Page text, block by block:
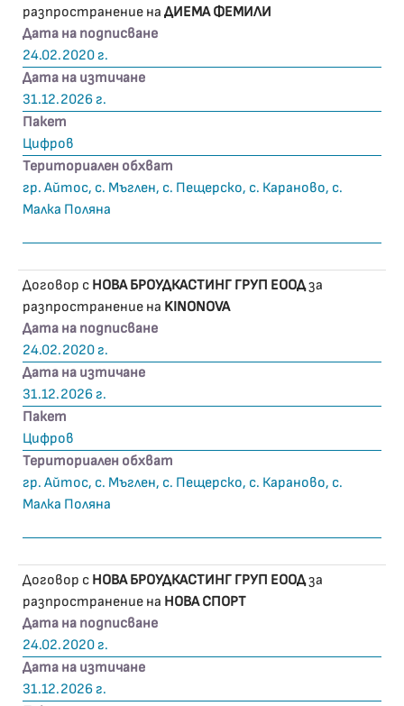
разпространение на ДИЕМА ФЕМИЛИ
Дата на подписване
24.02.2020 г.
Дата на изтичане
31.12.2026 г.
Пакет
Цифров
Териториален обхват
гр. Айтос, с. Мъглен, с. Пещерско, с. Караново, с.
Малка Поляна
Договор с НОВА БРОУДКАСТИНГ ГРУП ЕООДза
разпространение на KINONOVA
Дата на подписване
24.02.2020 г.
Дата на изтичане
31.12.2026 г.
Пакет
Цифров
Териториален обхват
гр. Айтос, с. Мъглен, с. Пещерско, с. Караново, с.
Малка Поляна
Договор с НОВА БРОУДКАСТИНГ ГРУП ЕООДза
разпространение на НОВА СПОРТ
Дата на подписване
24.02.2020 г.
Дата на изтичане
31.12.2026 г.